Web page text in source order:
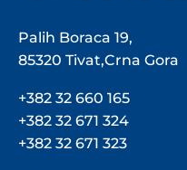
Palih Boraca 19,
85320 Tivat,Crna Gora
+382 32 660 165
+382 32 671 324
+382 32 671 323